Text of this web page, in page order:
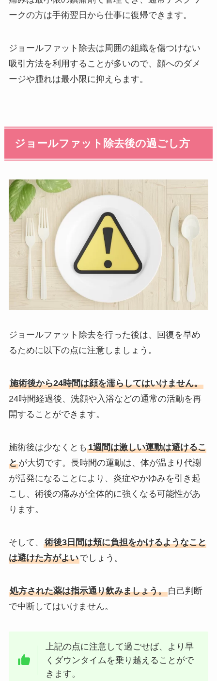
ークの方は手術翌日から仕事に復帰できます。
ジョールファット除去は周囲の組織を傷つけない
吸引方法を利用することが多いので、顔へのダメ
ージや腫れは最小限に抑えらます。
ジョールファット除去後の過ごし方
ジョールファット除去を行った後は、回復を早め
るために以下の点に注意しましょう。
施術後から24時間は顔を濡らしてはいけません。
24時間経過後、洗顔や入浴などの通常の活動を再
開することができます。
施術後は少なくとも 1週間は激しい運動は避けるこ
とが大切です。長時間の運動は、体が温まり代謝
が活発になることにより、炎症やかゆみを引き起
こし、術後の痛みが全体的に強くなる可能性があ
ります。
そして、 術後3日間は頬に負担をかけるようなこと
は避けた方がよいでしょう。
処方された薬は指示通り飲みましょう。自己判断
で中断してはいけません。
上記の点に注意して過ごせば、より早
くダウンタイムを乗り越えることがで
きます。